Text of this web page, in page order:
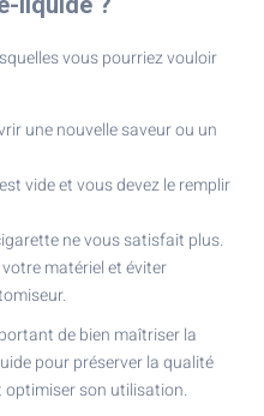
vous pourriez vouloir
une nouvelle saveur ou un
vide et vous devez le remplir
ne vous satisfait plus.
matériel et éviter
de bien maîtriser la
pour préserver la qualité
son utilisation.